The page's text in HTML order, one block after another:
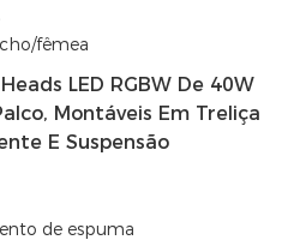
fêmea
de espuma